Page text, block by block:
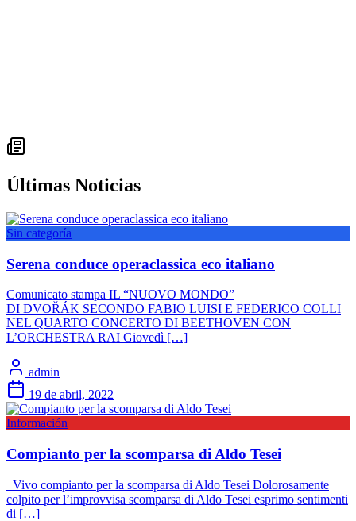
Últimas Noticias
Sin categoría
Serena conduce operaclassica eco italiano
Comunicato stampa IL “NUOVO MONDO”
DI DVOŘÁK SECONDO FABIO LUISI E FEDERICO COLLI
NEL QUARTO CONCERTO DI BEETHOVEN CON
L’ORCHESTRA RAI Giovedì […]
admin
19 de abril, 2022
Información
Compianto per la scomparsa di Aldo Tesei
Vivo compianto per la scomparsa di Aldo Tesei Dolorosamente
colpito per l’improvvisa scomparsa di Aldo Tesei esprimo sentimenti
di […]